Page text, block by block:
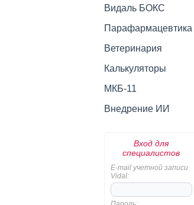
Видаль БОКС
Парафармацевтика
Ветеринария
Калькуляторы
МКБ-11
Внедрение ИИ
Вход для
специалистов
E-mail учетной записи
Vidal: